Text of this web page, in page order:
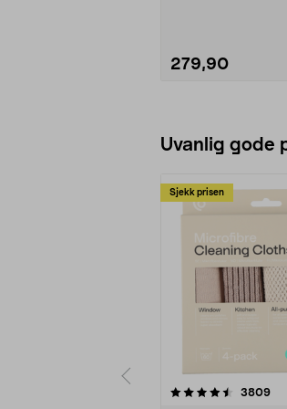
279,90
Uvanlig gode
Sjekk prisen
3809
4.5av 5